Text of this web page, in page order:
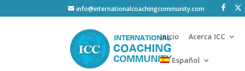
info@internationalcoachingcommunity.com
Inicio Acerca ICC
Español